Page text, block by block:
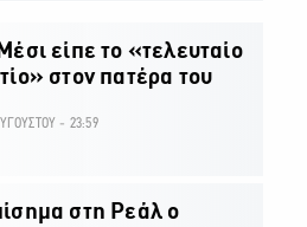
είπε το «τελευταίο
στον πατέρα του
- 23:59
στη Ρεάλ ο